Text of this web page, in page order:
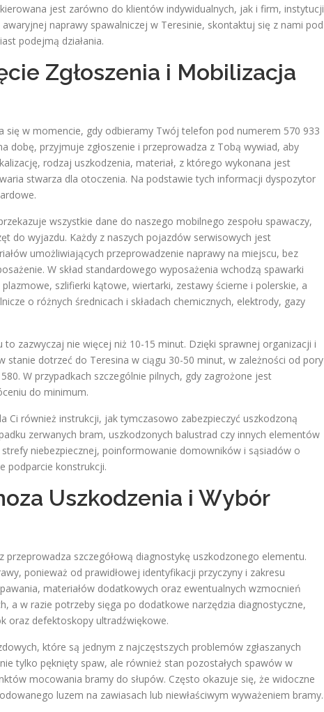
jest zarówno do klientów indywidualnych, jak i firm, instytucji
naprawy spawalniczej w Teresinie, skontaktuj się z nami pod
podejmą działania.
Zgłoszenia i Mobilizacja
się w momencie, gdy odbieramy Twój telefon pod numerem 570 933
dobę, przyjmuje zgłoszenie i przeprowadza z Tobą wywiad, aby
rodzaj uszkodzenia, materiał, z którego wykonana jest
stwarza dla otoczenia. Na podstawie tych informacji dyspozytor
wszystkie dane do naszego mobilnego zespołu spawaczy,
do wyjazdu. Każdy z naszych pojazdów serwisowych jest
umożliwiających przeprowadzenie naprawy na miejscu, bez
W skład standardowego wyposażenia wchodzą spawarki
szlifierki kątowe, wiertarki, zestawy ścierne i polerskie, a
o różnych średnicach i składach chemicznych, elektrody, gazy
to zazwyczaj nie więcej niż 10-15 minut. Dzięki sprawnej organizacji i
dotrzeć do Teresina w ciągu 30-50 minut, w zależności od pory
W przypadkach szczególnie pilnych, gdy zagrożone jest
do minimum.
Ci również instrukcji, jak tymczasowo zabezpieczyć uszkodzoną
zerwanych bram, uszkodzonych balustrad czy innych elementów
niebezpiecznej, poinformowanie domowników i sąsiadów o
podparcie konstrukcji.
Uszkodzenia i Wybór
przeprowadza szczegółową diagnostykę uszkodzonego elementu.
ponieważ od prawidłowej identyfikacji przyczyny i zakresu
materiałów dodatkowych oraz ewentualnych wzmocnień
a w razie potrzeby sięga po dodatkowe narzędzia diagnostyczne,
oraz defektoskopy ultradźwiękowe.
które są jednym z najczęstszych problemów zgłaszanych
tylko pęknięty spaw, ale również stan pozostałych spawów w
mocowania bramy do słupów. Często okazuje się, że widoczne
luzem na zawiasach lub niewłaściwym wyważeniem bramy.